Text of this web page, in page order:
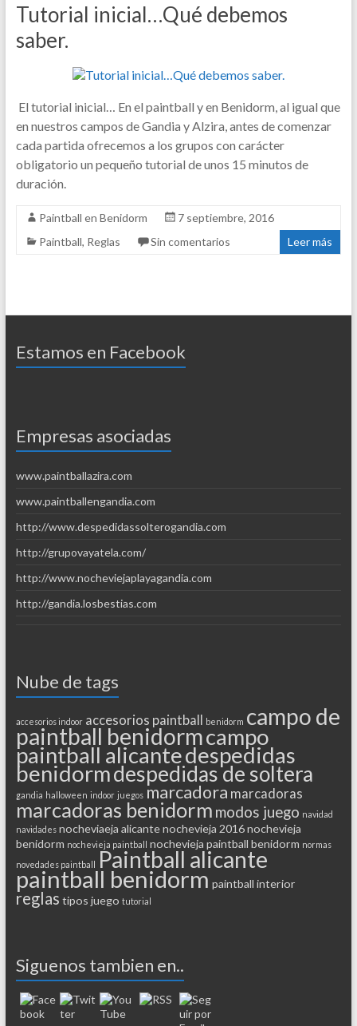
Tutorial inicial…Qué debemos
saber.
El tutorial inicial… En el paintball y en Benidorm, al igual que
en nuestros campos de Gandia y Alzira, antes de comenzar
cada partida ofrecemos a los grupos con carácter
obligatorio un pequeño tutorial de unos 15 minutos de
duración.
Paintball en Benidorm
7 septiembre, 2016
Paintball, Reglas Sin comentarios Leer más
Estamos en Facebook
Empresas asociadas
www.paintballazira.com
www.paintballengandia.com
http://www.despedidassolterogandia.com
http://grupovayatela.com/
http://www.nocheviejaplayagandia.com
http://gandia.losbestias.com
Nube de tags
accesorios indoor accesorios paintball benidorm campo de
paintball benidormcampo
paintball alicantedespedidas
benidormdespedidas de soltera
gandia halloween indoor juegos marcadora marcadoras
marcadoras benidorm modos juego navidad
navidades nocheviaeja alicantenochevieja 2016nochevieja
benidorm nochevieja paintball nochevieja paintball benidorm normas
novedades paintball Paintball alicante
paintball benidorm paintball interior
reglas tipos juego tutorial
Siguenos tambien en..